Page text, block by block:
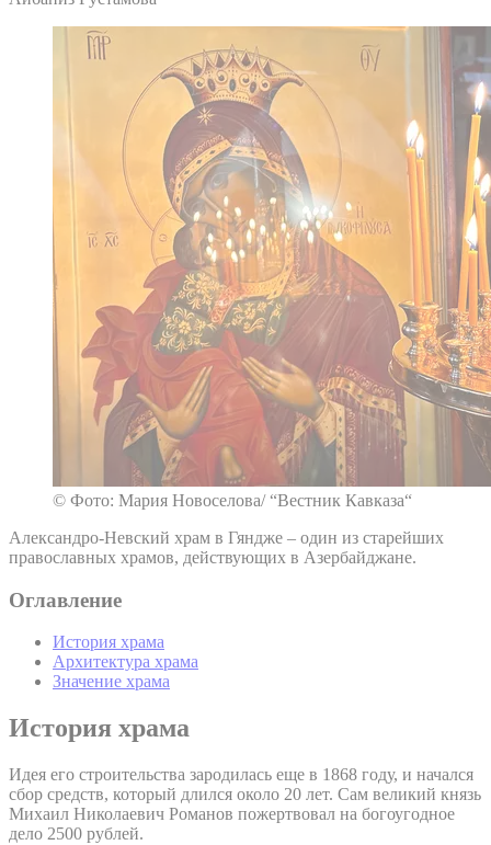
© Фото: Мария Новоселова/ “Вестник Кавказа“
Александро-Невский храм в Гяндже – один из старейших
православных храмов, действующих в Азербайджане.
Оглавление
История храма
Архитектура храма
Значение храма
История храма
Идея его строительства зародилась еще в 1868 году, и начался
сбор средств, который длился около 20 лет. Сам великий князь
Михаил Николаевич Романов пожертвовал на богоугодное
дело 2500 рублей.